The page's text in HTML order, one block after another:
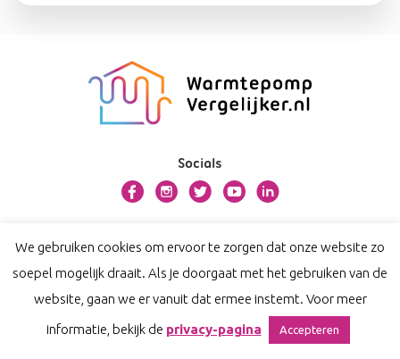
Socials
Contact
Privacy
Disclaimer
We gebruiken cookies om ervoor te zorgen dat onze website zo
soepel mogelijk draait. Als je doorgaat met het gebruiken van de
website, gaan we er vanuit dat ermee instemt. Voor meer
informatie, bekijk de privacy-pagina Accepteren